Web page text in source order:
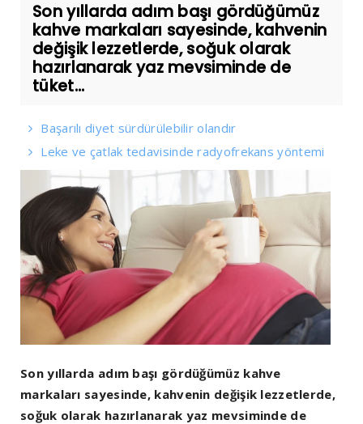
Son yıllarda adım başı gördüğümüz
kahve markaları sayesinde, kahvenin
değişik lezzetlerde, soğuk olarak
hazırlanarak yaz mevsiminde de
tüket...
Başarılı diyet sürdürülebilir olandır
Leke ve çatlak tedavisinde radyofrekans yöntemi
Son yıllarda adım başı gördüğümüz kahve
markaları sayesinde, kahvenin değişik lezzetlerde,
soğuk olarak hazırlanarak yaz mevsiminde de